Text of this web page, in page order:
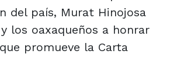
del país, Murat Hinojosa
los oaxaqueños a honrar
promueve la Carta